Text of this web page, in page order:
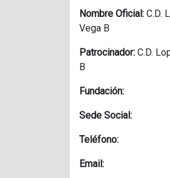
Nombre Oficial: C.D.
Vega B
Patrocinador: C.D.
B
Fundación:
Sede Social:
Teléfono:
Email: